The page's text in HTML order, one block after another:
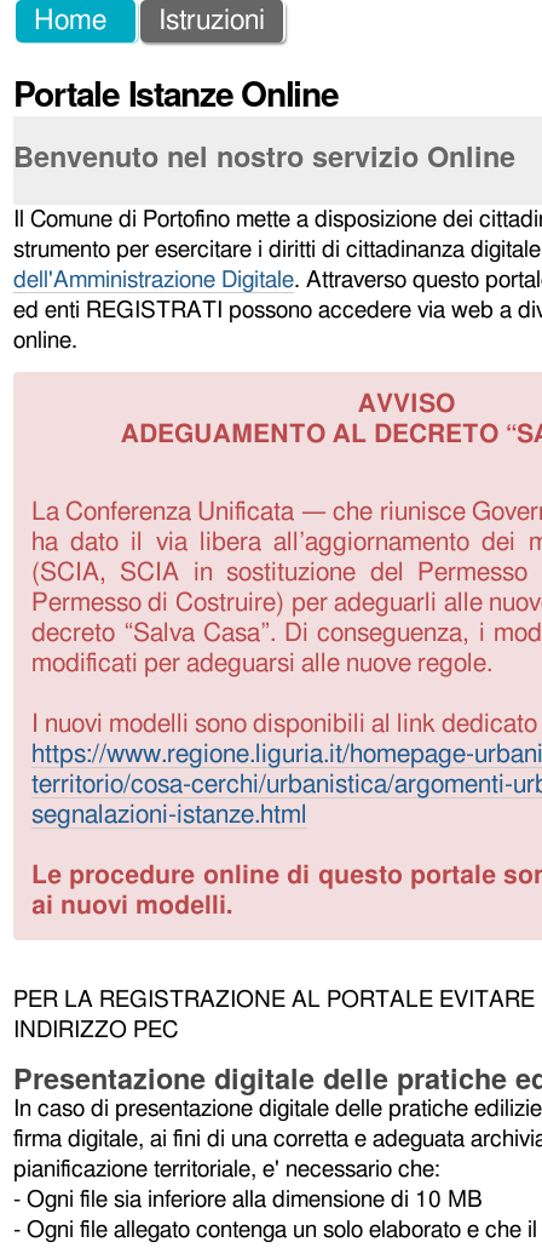
Salta
ai
contenuti.
Salta
alla
navigazione
Strumenti
personali
Sezioni
Home Istruzioni
Portale Istanze Online
Benvenuto nel nostro servizio Online
Il Comune di Portofino mette a disposizione dei
strumento per esercitare i diritti di cittadinanza
dell'Amministrazione Digitale. Attraverso questo
ed enti REGISTRATI possono accedere via web a
online.
AVVISO
ADEGUAMENTO AL DECRETO
La Conferenza Unificata — che riunisce
ha dato il via libera all’aggiornamento dei
(SCIA, SCIA in sostituzione del
Permesso di Costruire) per adeguarli alle
decreto “Salva Casa”. Di conseguenza, i
modificati per adeguarsi alle nuove regole.
I nuovi modelli sono disponibili al link
https://www.regione.liguria.it/homepage-
territorio/cosa-cerchi/urbanistica/argomenti-
segnalazioni-istanze.html
Le procedure online di questo portale
ai nuovi modelli.
PER LA REGISTRAZIONE AL PORTALE
INDIRIZZO PEC
Presentazione digitale delle pratiche
In caso di presentazione digitale delle pratiche
firma digitale, ai fini di una corretta e adeguata
pianificazione territoriale, e' necessario che:
- Ogni file sia inferiore alla dimensione di 10 MB
- Ogni file allegato contenga un solo elaborato e che